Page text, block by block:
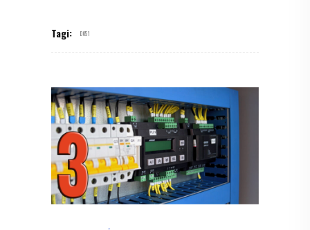
Tagi: D051